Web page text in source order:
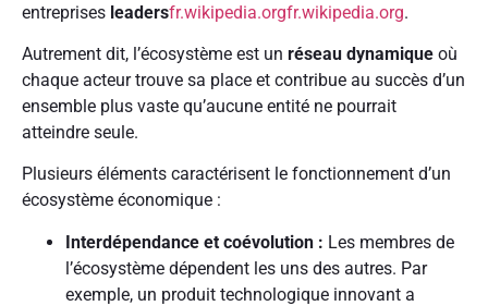
entreprises leadersfr.wikipedia.orgfr.wikipedia.org.
Autrement dit, l’écosystème est un réseau dynamique où
chaque acteur trouve sa place et contribue au succès d’un
ensemble plus vaste qu’aucune entité ne pourrait
atteindre seule.
Plusieurs éléments caractérisent le fonctionnement d’un
écosystème économique :
Interdépendance et coévolution : Les membres de
l’écosystème dépendent les uns des autres. Par
exemple, un produit technologique innovant a